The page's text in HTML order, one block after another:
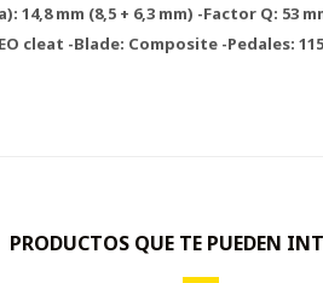
mm (8,5 + 6,3 mm) -Factor Q: 53
cleat -Blade: Composite -Pedales:
PRODUCTOS QUE TE PUEDEN